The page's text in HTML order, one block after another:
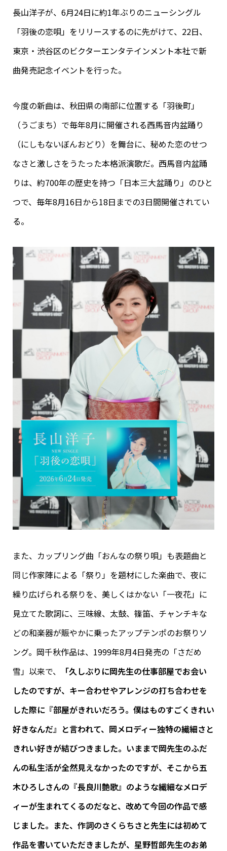
長山洋子が、6月24日に約1年ぶりのニューシングル
「羽後の恋唄」をリリースするのに先がけて、22日、
東京・渋谷区のビクターエンタテインメント本社で新
曲発売記念イベントを行った。
今度の新曲は、秋田県の南部に位置する「羽後町」
（うごまち）で毎年8月に開催される西馬音内盆踊り
（にしもないぼんおどり）を舞台に、秘めた恋のせつ
なさと激しさをうたった本格派演歌だ。西馬音内盆踊
りは、約700年の歴史を持つ「日本三大盆踊り」のひと
つで、毎年8月16日から18日までの3日間開催されてい
る。
また、カップリング曲「おんなの祭り唄」も表題曲と
同じ作家陣による「祭り」を題材にした楽曲で、夜に
繰り広げられる祭りを、美しくはかない「一夜花」に
見立てた歌詞に、三味線、太鼓、篠笛、チャンチキな
どの和楽器が賑やかに乗ったアップテンポのお祭りソ
ング。岡千秋作品は、1999年8月4日発売の「さだめ
雪」以来で、
「久しぶりに岡先生の仕事部屋でお会い
したのですが、キー合わせやアレンジの打ち合わせを
した際に『部屋がきれいだろう。僕はものすごくきれい
好きなんだ』と言われて、岡メロディー独特の繊細さと
きれい好きが結びつきました。いままで岡先生のふだ
んの私生活が全然見えなかったのですが、そこから五
木ひろしさんの『長良川艶歌』のような繊細なメロデ
ィーが生まれてくるのだなと、改めて今回の作品で感
じました。また、作詞のさくらちさと先生には初めて
作品を書いていただきましたが、星野哲郎先生のお弟